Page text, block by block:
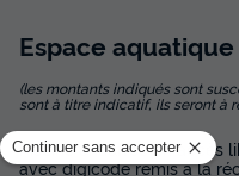
Espace aquatique
(les montants indiqués sont
sont à titre indicatif, ils seront à
Piscine chauffée en accès
avec digicode remis à la